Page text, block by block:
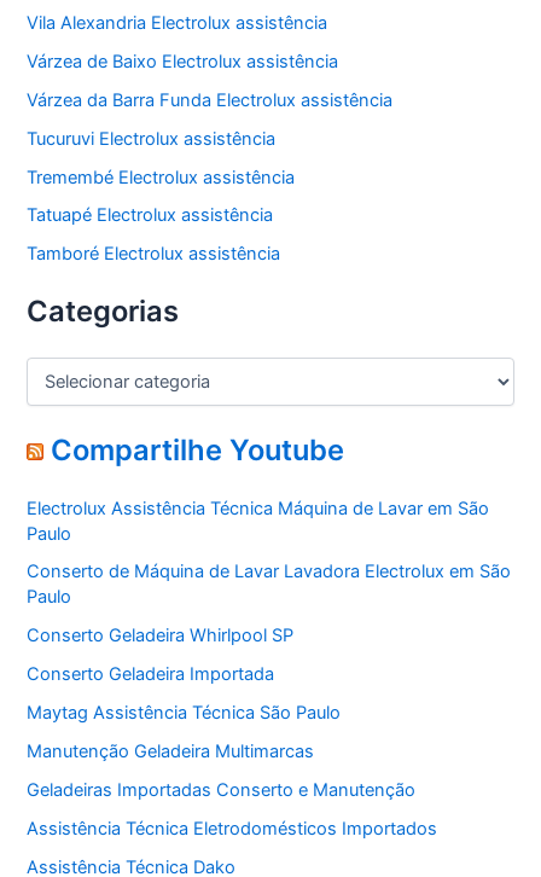
Vila Alexandria Electrolux assistência
Várzea de Baixo Electrolux assistência
Várzea da Barra Funda Electrolux assistência
Tucuruvi Electrolux assistência
Tremembé Electrolux assistência
Tatuapé Electrolux assistência
Tamboré Electrolux assistência
Categorias
C
e
g
r
i
a
s
Compartilhe Youtube
Electrolux Assistência Técnica Máquina de Lavar em São
Paulo
Conserto de Máquina de Lavar Lavadora Electrolux em São
Paulo
Conserto Geladeira Whirlpool SP
Conserto Geladeira Importada
Maytag Assistência Técnica São Paulo
Manutenção Geladeira Multimarcas
Geladeiras Importadas Conserto e Manutenção
Assistência Técnica Eletrodomésticos Importados
Assistência Técnica Dako